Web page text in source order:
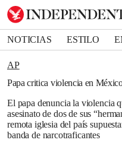
NOTICIAS ESTILO
DEPORTES
AP
Papa critica violencia en
El papa denuncia la violencia
asesinato de dos de sus
remota iglesia del país
banda de narcotraficantes
Bookmark
Removed from bookmarks
Close popover